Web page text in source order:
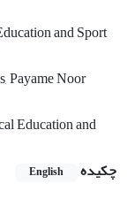
and Sport
Payame Noor
Education and
چکیده
English